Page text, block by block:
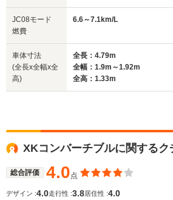
サイズ
(全長x全幅x全高)
WLTCモード
燃費
全幅
1.8m～1.81m
JC08モード
燃費
6.6～7.1km/L
車体寸法
(全長x全幅x全
高)
全長：4.79m
全幅：1.9m～1.92m
全高：1.33m
XKコンバーチブルに関するク
総合評価 4.0点
デザイン :4.0走行性 :3.8居住性 :4.0